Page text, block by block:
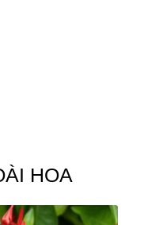
HOA